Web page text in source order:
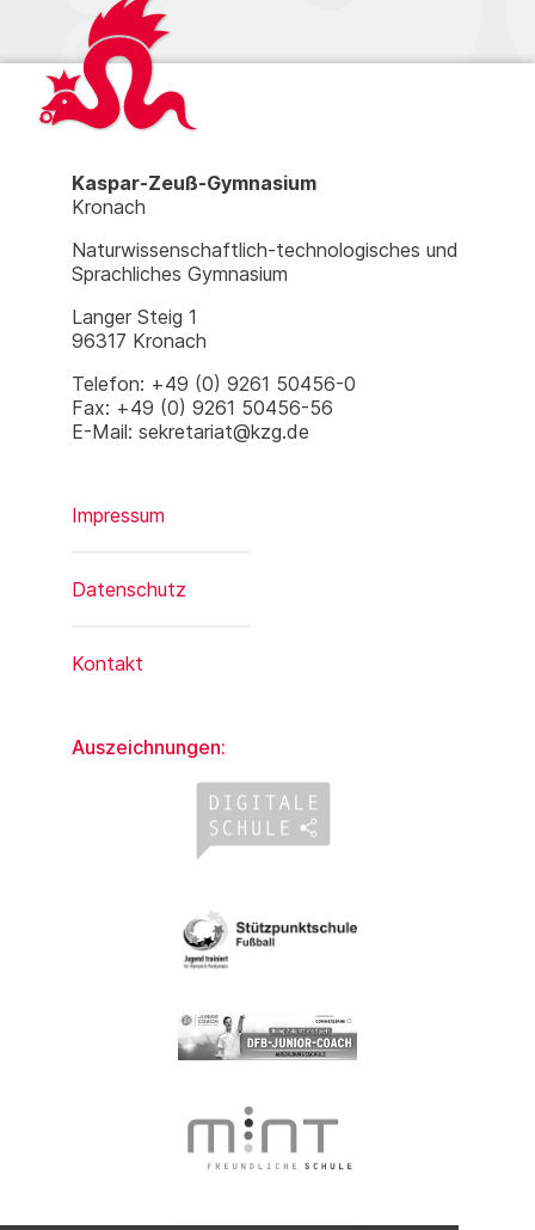
Kaspar-Zeuß-Gymnasium
Kronach
Naturwissenschaftlich-technologisches und
Sprachliches Gymnasium
Langer Steig 1
96317 Kronach
Telefon: +49 (0) 9261 50456-0
Fax: +49 (0) 9261 50456-56
E-Mail: sekretariat@kzg.de
Impressum
Datenschutz
Kontakt
Auszeichnungen: